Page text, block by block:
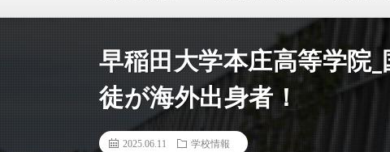
早稲田大学本庄高等学院
徒が海外出身者！
2025.06.11 学校情報